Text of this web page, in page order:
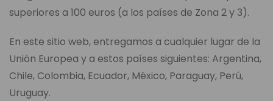
superiores a 100 euros (a los países de Zona 2 y 3).
En este sitio web, entregamos a cualquier lugar de la
Unión Europea y a estos países siguientes: Argentina,
Chile, Colombia, Ecuador, México, Paraguay, Perú,
Uruguay.